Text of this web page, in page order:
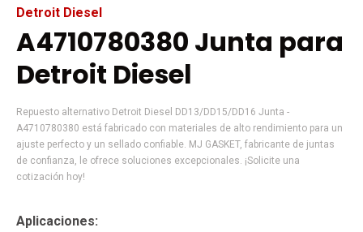
Detroit Diesel
A4710780380 Junta para
Detroit Diesel
Repuesto alternativo Detroit Diesel DD13/DD15/DD16 Junta -
A4710780380 está fabricado con materiales de alto rendimiento para un
ajuste perfecto y un sellado confiable. MJ GASKET, fabricante de juntas
de confianza, le ofrece soluciones excepcionales. ¡Solicite una
cotización hoy!
Aplicaciones: